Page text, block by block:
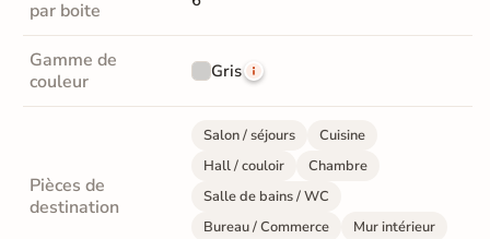
par boite
Gamme de
couleur
Gris
Pièces de
destination
Salon / séjours
Cuisine
Hall / couloir
Chambre
Salle de bains / WC
Bureau / Commerce
Mur intérieur